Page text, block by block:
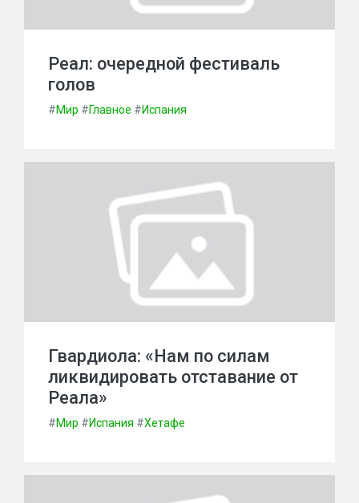
Реал: очередной фестиваль
голов
#Мир #Главное #Испания
Гвардиола: «Нам по силам
ликвидировать отставание от
Реала»
#Мир #Испания #Хетафе